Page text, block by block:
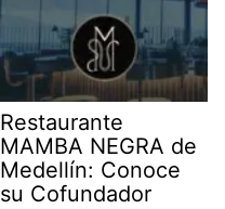
Restaurante
MAMBA NEGRA de
Medellín: Conoce
su Cofundador